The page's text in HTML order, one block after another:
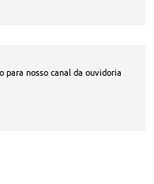
para nosso canal da ouvidoria